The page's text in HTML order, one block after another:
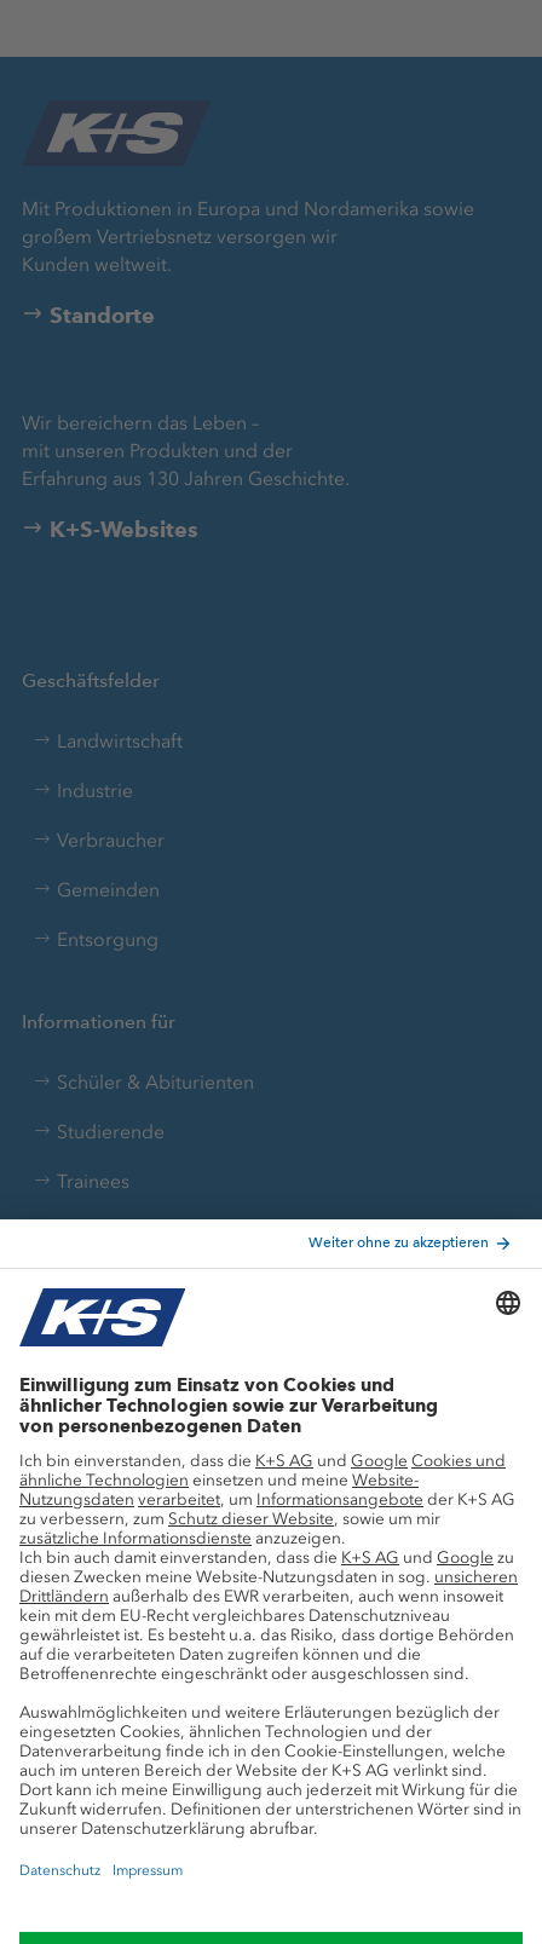
Mit Produktionen in Europa und Nordamerika sowie
großem Vertriebsnetz versorgen wir
Kunden weltweit.
Standorte
Wir bereichern das Leben –
mit unseren Produkten und der
Erfahrung aus 130 Jahren Geschichte.
K+S-Websites
Geschäftsfelder
Landwirtschaft
Industrie
Verbraucher
Gemeinden
Entsorgung
Informationen für
Schüler & Abiturienten
Studierende
Trainees
Aktuelle Themen
Stellenangebote
Wachstumsprojekte
Innovation
Nachhaltigkeit
Service
Pressekontakte
K+S-Newsletter
K+S Fanshop
Bergbaulexikon
myK+S Kundenportal
Datenschutz Cookie-Einstellungen Impressum